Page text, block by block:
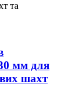
мм для
шахт